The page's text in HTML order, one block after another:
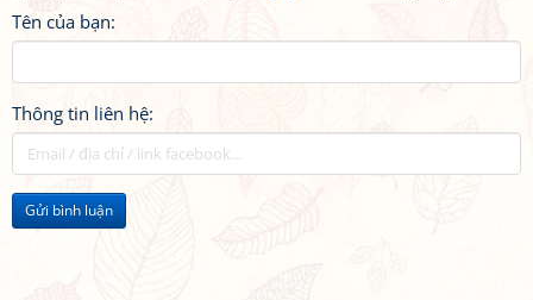
Tên của bạn:
Thông tin liên hệ:
Gửi bình luận